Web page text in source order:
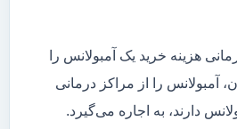
هزینه خرید یک آمبولانس را
آمبولانس را از مراکز درمانی
دارند، به اجاره می‌گیرد.